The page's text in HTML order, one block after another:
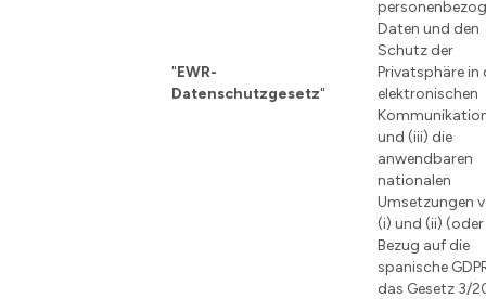
"EWR-
Datenschutzgesetz"
Daten und den
Schutz der
Privatsphäre in
elektronischen
und (iii) die
anwendbaren
nationalen
Umsetzungen
(i) und (ii)
Bezug auf die
spanische
das Gesetz 3/